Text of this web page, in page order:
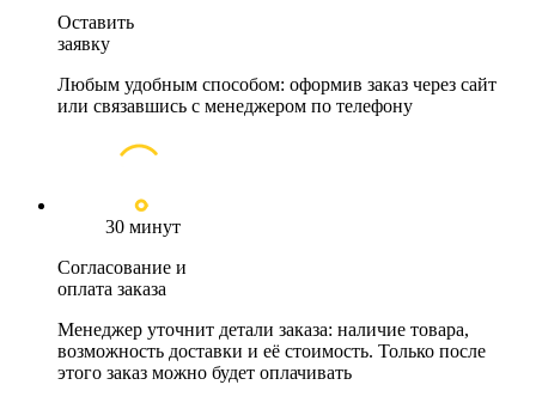
Оставить
заявку
Любым удобным способом: оформив заказ через сайт
или связавшись с менеджером по телефону
30 минут
Согласование и
оплата заказа
Менеджер уточнит детали заказа: наличие товара,
возможность доставки и её стоимость. Только после
этого заказ можно будет оплачивать